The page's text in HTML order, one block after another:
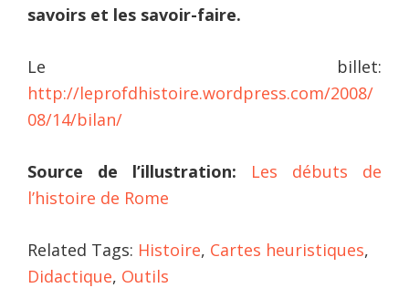
savoirs et les savoir-faire.
Le billet:
http://leprofdhistoire.wordpress.com/2008/
08/14/bilan/
Source de l’illustration:
Les débuts de
l’histoire de Rome
Related Tags: Histoire, Cartes heuristiques,
Didactique, Outils